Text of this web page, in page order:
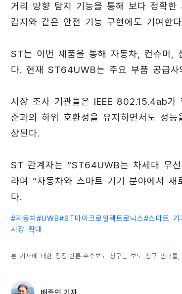
거리 방향 탐지 기능을 통해 보다 정확
감지와 같은 안전 기능 구현에도 기여한
ST는 이번 제품을 통해 자동차, 컨슈머,
다. 현재 ST64UWB는 주요 부품 공급사
시장 조사 기관들은 IEEE 802.15.4ab
준과의 하위 호환성을 유지하면서도 성
상된다.
ST 관계자는 “ST64UWB는 차세대 무
라며 “자동차와 스마트 기기 분야에서
다.
#자동차#UWB#ST마이크로일렉트로닉스#스마트 기
시장 확대
본 기사에 대한 정정·반론·추후보도 청구는 보도 청구 안내 를,